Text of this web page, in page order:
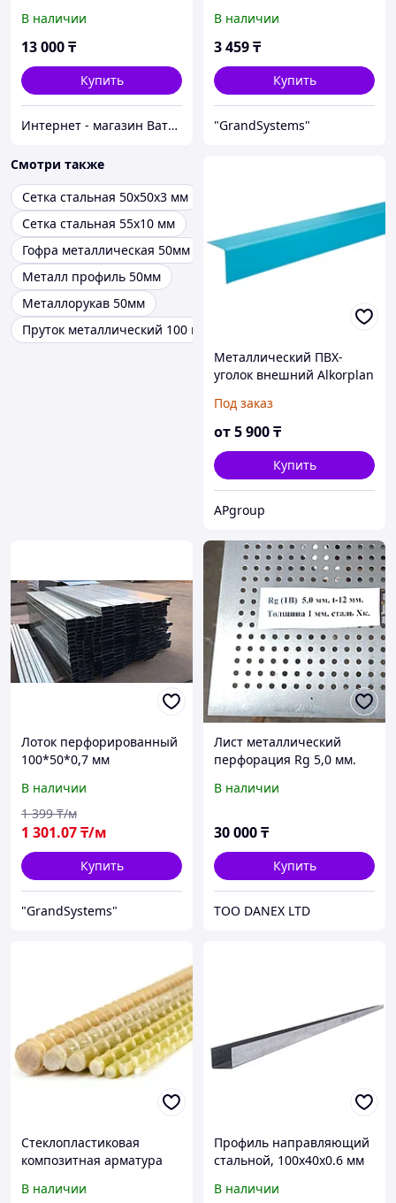
В наличии
13 000₸
Купить
Интернет - магазин Ватцап
В наличии
3 459₸
Купить
"GrandSystems"
Смотри также
Сетка стальная 50х50х3 мм
Сетка стальная 55х10 мм
Гофра металлическая 50мм
Металл профиль 50мм
Металлорукав 50мм
Пруток металлический 100 мм
Металлический ПВХ-
уголок внешний Alkorplan
50х30х2000 мм Renolit
ALKORPLAN(Германия)
Под заказ
от5 900₸
Купить
APgroup
Лоток перфорированный
100*50*0,7 мм
В наличии
1 301.07₸/м
1 399 ₸/м
Купить
"GrandSystems"
Лист металлический
перфорация Rg 5,0 мм.
1000х2000мм.
В наличии
30 000₸
Купить
ТОО DANEX LTD
Стеклопластиковая
композитная арматура
100 м, Мерность: бухта;
В наличии
Профиль направляющий
стальной, 100х40х0.6 мм
В наличии